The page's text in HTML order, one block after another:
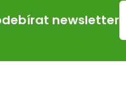
newsletter